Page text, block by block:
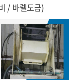
/ 바렐도금)